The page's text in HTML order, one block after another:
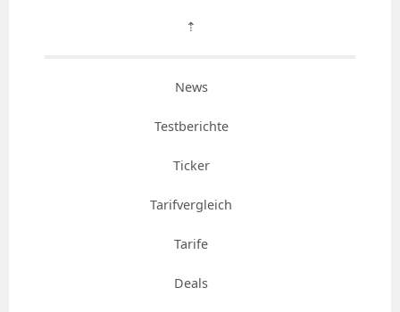
⇡
News
Testberichte
Ticker
Tarifvergleich
Tarife
Deals